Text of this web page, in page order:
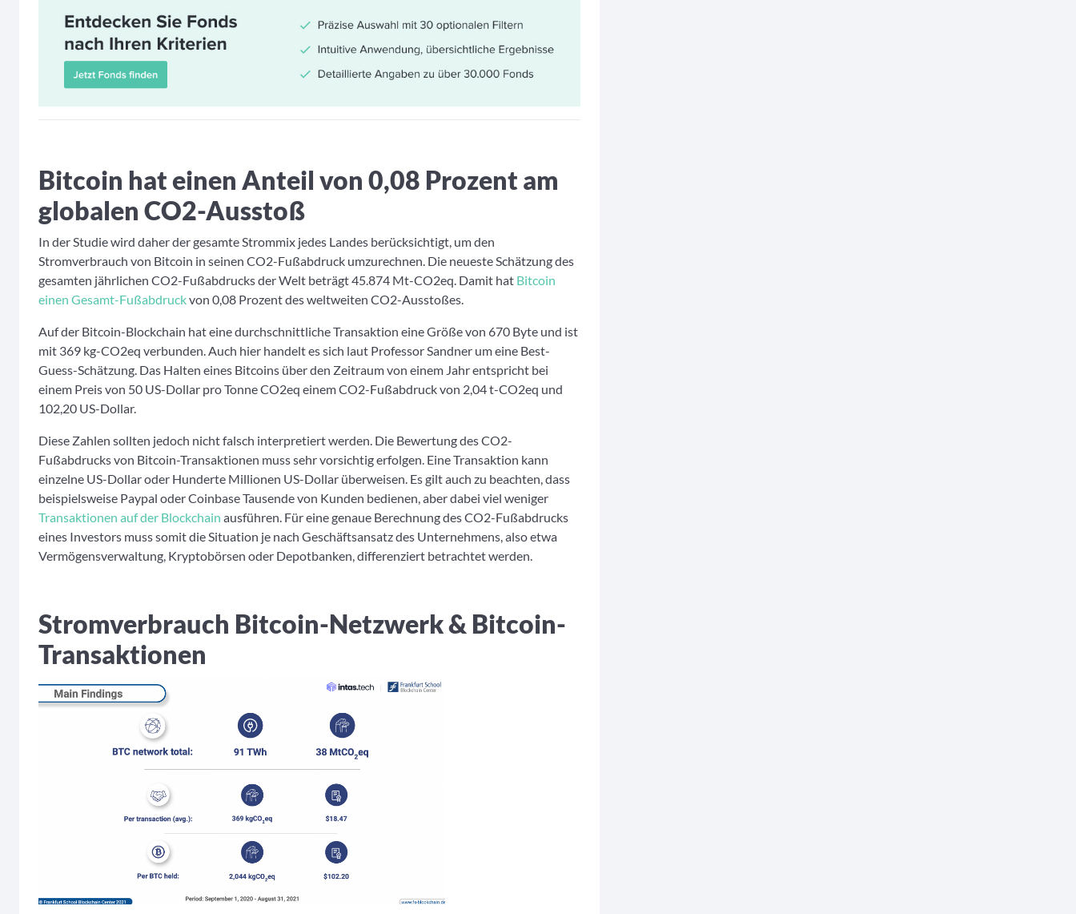
Bitcoin hat einen Anteil von 0,08 Prozent am
globalen CO2-Ausstoß
In der Studie wird daher der gesamte Strommix jedes Landes berücksichtigt, um den
Stromverbrauch von Bitcoin in seinen CO2-Fußabdruck umzurechnen. Die neueste Schätzung des
gesamten jährlichen CO2-Fußabdrucks der Welt beträgt 45.874 Mt-CO2eq. Damit hat Bitcoin
einen Gesamt-Fußabdruckvon 0,08 Prozent des weltweiten CO2-Ausstoßes.
Auf der Bitcoin-Blockchain hat eine durchschnittliche Transaktion eine Größe von 670 Byte und ist
mit 369 kg-CO2eq verbunden. Auch hier handelt es sich laut Professor Sandner um eine Best-
Guess-Schätzung. Das Halten eines Bitcoins über den Zeitraum von einem Jahr entspricht bei
einem Preis von 50 US-Dollar pro Tonne CO2eq einem CO2-Fußabdruck von 2,04 t-CO2eq und
102,20 US-Dollar.
Diese Zahlen sollten jedoch nicht falsch interpretiert werden. Die Bewertung des CO2-
Fußabdrucks von Bitcoin-Transaktionen muss sehr vorsichtig erfolgen. Eine Transaktion kann
einzelne US-Dollar oder Hunderte Millionen US-Dollar überweisen. Es gilt auch zu beachten, dass
beispielsweise Paypal oder Coinbase Tausende von Kunden bedienen, aber dabei viel weniger
Transaktionen auf der Blockchain ausführen. Für eine genaue Berechnung des CO2-Fußabdrucks
eines Investors muss somit die Situation je nach Geschäftsansatz des Unternehmens, also etwa
Vermögensverwaltung, Kryptobörsen oder Depotbanken, differenziert betrachtet werden.
Stromverbrauch Bitcoin-Netzwerk & Bitcoin-
Transaktionen